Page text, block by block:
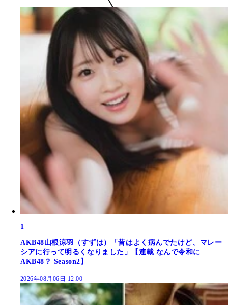
1
AKB48山根涼羽（すずは）「昔はよく病んでたけど、マレー
シアに行って明るくなりました」【連載 なんで令和に
AKB48？ Season2】
2026年08月06日 12:00